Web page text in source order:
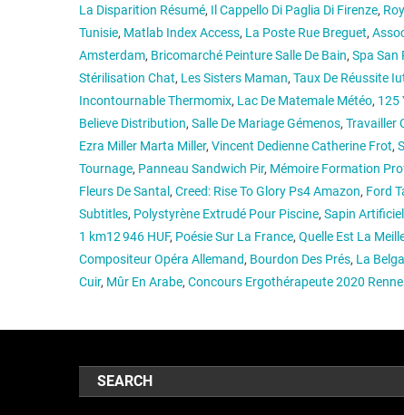
La Disparition Résumé, Il Cappello Di Paglia Di Firenze,
Tunisie, Matlab Index Access, La Poste Rue Breguet,
Amsterdam, Bricomarché Peinture Salle De Bain, Spa San
Stérilisation Chat, Les Sisters Maman, Taux De Réussite
Incontournable Thermomix, Lac De Matemale Météo, 125
Believe Distribution, Salle De Mariage Gémenos, Travailler
Ezra Miller Marta Miller, Vincent Dedienne Catherine Frot,
Tournage, Panneau Sandwich Pir, Mémoire Formation
Fleurs De Santal , Creed: Rise To Glory Ps4 Amazon, Ford
Subtitles, Polystyrène Extrudé Pour Piscine, Sapin
1 km12 946 HUF, Poésie Sur La France, Quelle Est La
Compositeur Opéra Allemand, Bourdon Des Prés, La
Cuir, Mûr En Arabe, Concours Ergothérapeute 2020
SEARCH